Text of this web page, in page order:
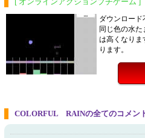
ダウンロー
同じ色の水
は高くなりま
ります。
COLORFUL RAINの全てのコメン